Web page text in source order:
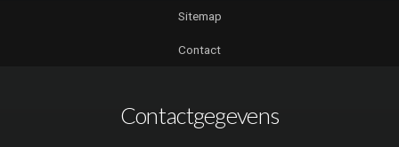
Sitemap
Contact
Contactgegevens